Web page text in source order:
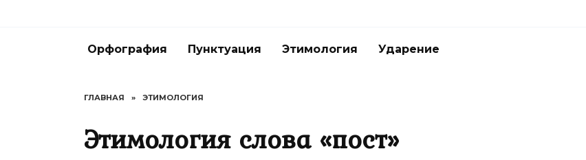
Орфография Пунктуация Этимология Ударение
ГЛАВНАЯ » ЭТИМОЛОГИЯ
Этимология слова «пост»